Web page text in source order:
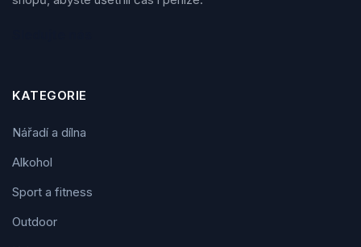
KATEGORIE
Nářadí a dílna
Alkohol
Sport a fitness
Outdoor